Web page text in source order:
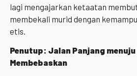
lagi mengajarkan ketaatan
membekali murid dengan
etis.
Penutup: Jalan Panjang
Membebaskan